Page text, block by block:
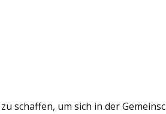
schaffen, um sich in der